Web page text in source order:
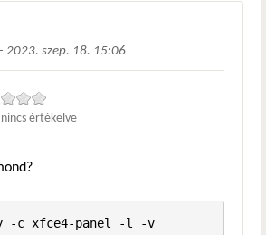
- 2023. szep. 18. 15:06
értékelve
-c xfce4-panel -l -v